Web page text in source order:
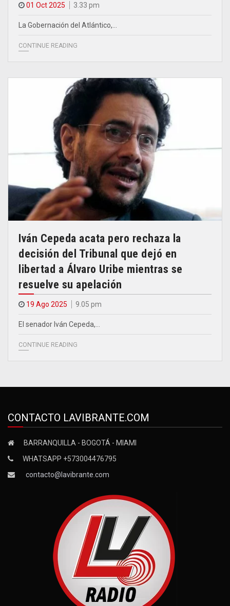
01 Oct 2025 3.33 pm
La Gobernación del Atlántico,…
CONTINUE READING
Iván Cepeda acata pero rechaza la
decisión del Tribunal que dejó en
libertad a Álvaro Uribe mientras se
resuelve su apelación
19 Ago 2025 9.05 pm
El senador Iván Cepeda,…
CONTINUE READING
CONTACTO LAVIBRANTE.COM
BARRANQUILLA - BOGOTÁ - MIAMI
WHATSAPP +573004476795
contacto@lavibrante.com